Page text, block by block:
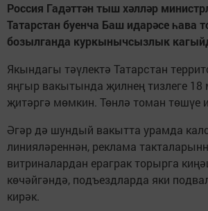
Россия Гадәттән тыш хәлләр
Татарстан буенча Баш идарәсе һава
бозылганда куркынычсызлык
Якындагы тәүлектә Татарстан
яңгыр вакытында җилнең тизлеге 18
җитәргә мөмкин. Төнлә томан төшүе
Әгәр дә шундый вакытта урамда
линияләреннән, реклама
витриналардан ераграк торырга
көчәйгәндә, подъездларда яки
кирәк.